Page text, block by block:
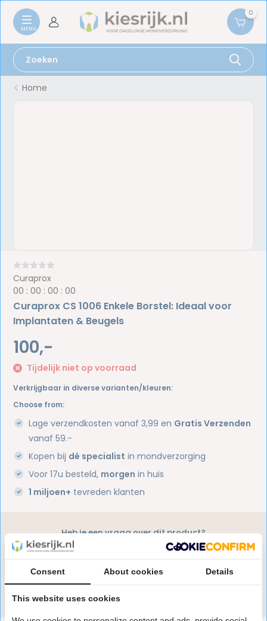
0
Home
Curaprox
00 :00 :00 :00
Curaprox CS 1006 Enkele Borstel: Ideaal voor
Implantaten & Beugels
100,-
Tijdelijk niet op voorraad
Verkrijgbaar in diverse varianten/kleuren:
Choose from:
Lage verzendkosten vanaf 3,99 en Gratis Verzenden
vanaf 59.-
Kopen bij dé specialist in mondverzorging
Voor 17u besteld, morgen in huis
1 miljoen+ tevreden klanten
Heb je een vraag over dit product?
Onze specialisten helpen je graag! Spreek ons aan
in de chat of stuur een e-mail.
Consent About cookies Details
This website uses cookies